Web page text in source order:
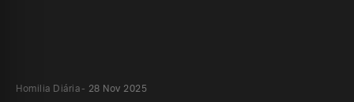
Homilia Diária 28 Nov 2025